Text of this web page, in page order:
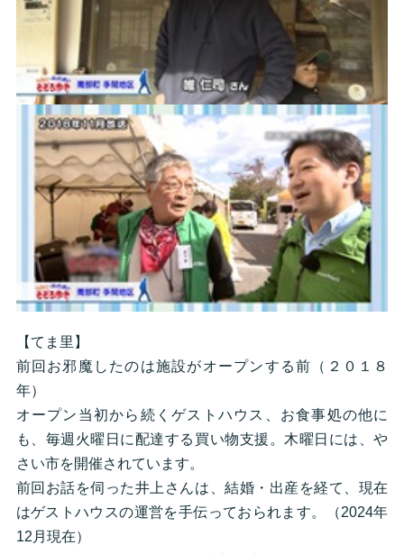
【てま里】
前回お邪魔したのは施設がオープンする前（２０１８
年）
オープン当初から続くゲストハウス、お食事処の他に
も、毎週火曜日に配達する買い物支援。木曜日には、や
さい市を開催されています。
前回お話を伺った井上さんは、結婚・出産を経て、現在
はゲストハウスの運営を手伝っておられます。（2024年
12月現在）